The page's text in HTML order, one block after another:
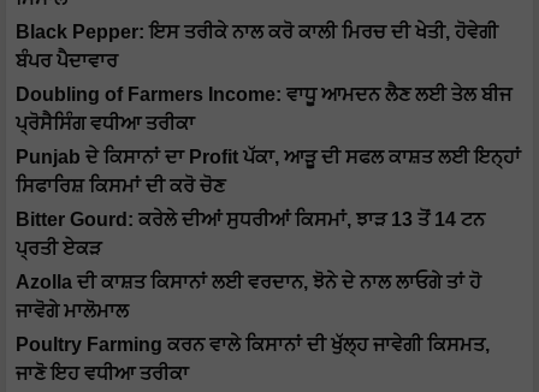
Black Pepper: ਇਸ ਤਰੀਕੇ ਨਾਲ ਕਰੋ ਕਾਲੀ ਮਿਰਚ ਦੀ ਖੇਤੀ, ਹੋਵੇਗੀ
ਬੰਪਰ ਪੈਦਾਵਾਰ
Doubling of Farmers Income: ਵਾਧੂ ਆਮਦਨ ਲੈਣ ਲਈ ਤੇਲ ਬੀਜ
ਪ੍ਰੋਸੈਸਿੰਗ ਵਧੀਆ ਤਰੀਕਾ
Punjab ਦੇ ਕਿਸਾਨਾਂ ਦਾ Profit ਪੱਕਾ, ਆੜੂ ਦੀ ਸਫਲ ਕਾਸ਼ਤ ਲਈ ਇਨ੍ਹਾਂ
ਸਿਫਾਰਿਸ਼ ਕਿਸਮਾਂ ਦੀ ਕਰੋ ਚੋਣ
Bitter Gourd: ਕਰੇਲੇ ਦੀਆਂ ਸੁਧਰੀਆਂ ਕਿਸਮਾਂ, ਝਾੜ 13 ਤੋਂ 14 ਟਨ
ਪ੍ਰਤੀ ਏਕੜ
Azolla ਦੀ ਕਾਸ਼ਤ ਕਿਸਾਨਾਂ ਲਈ ਵਰਦਾਨ, ਝੋਨੇ ਦੇ ਨਾਲ ਲਾਓਗੇ ਤਾਂ ਹੋ
ਜਾਵੋਗੇ ਮਾਲੋਮਾਲ
Poultry Farming ਕਰਨ ਵਾਲੇ ਕਿਸਾਨਾਂ ਦੀ ਖੁੱਲ੍ਹ ਜਾਵੇਗੀ ਕਿਸਮਤ,
ਜਾਣੋ ਇਹ ਵਧੀਆ ਤਰੀਕਾ